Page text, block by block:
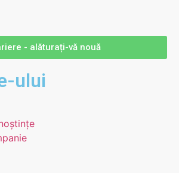
- alăturați-vă nouă
ului